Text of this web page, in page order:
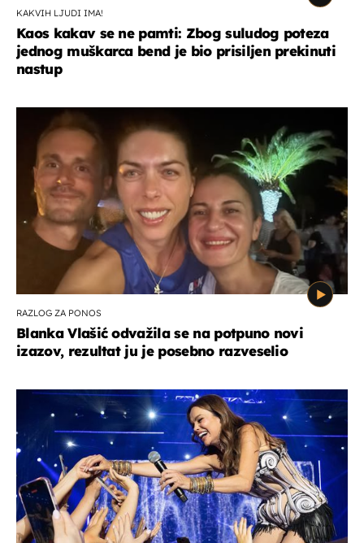
KAKVIH LJUDI IMA!
Kaos kakav se ne pamti: Zbog suludog poteza
jednog muškarca bend je bio prisiljen prekinuti
nastup
RAZLOG ZA PONOS
Blanka Vlašić odvažila se na potpuno novi
izazov, rezultat ju je posebno razveselio